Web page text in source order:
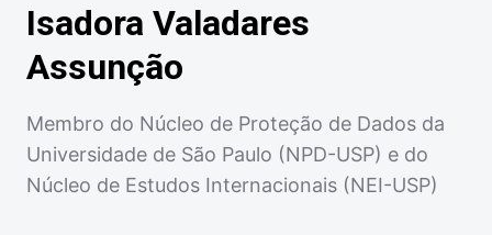
Isadora Valadares
Assunção
Membro do Núcleo de Proteção de Dados da
Universidade de São Paulo (NPD-USP) e do
Núcleo de Estudos Internacionais (NEI-USP)